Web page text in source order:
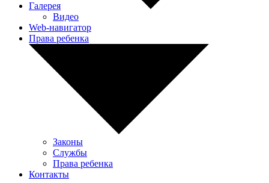
Галерея
Видео
Web-навигатор
Права ребенка
Законы
Службы
Права ребенка
Контакты